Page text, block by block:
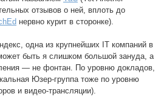
отзывов о ней, вплоть до
нервно курит в сторонке).
одна из крупнейших IT компаний в
быть я слишком большой зануда, а
— не фонтан. По уровню докладов,
Юзер-группа тоже по уровню
и видео-трансляции).